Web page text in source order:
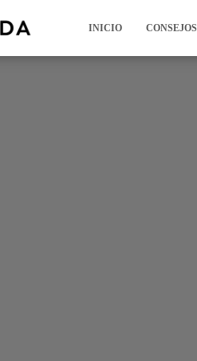
INICIO CONSEJOS